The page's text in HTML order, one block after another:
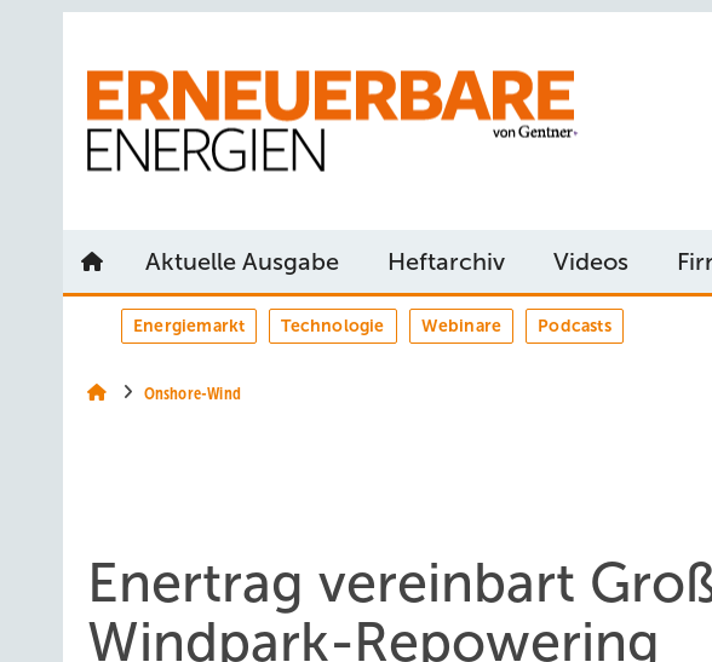
Aktuelle Ausgabe Heftarchiv Videos
Energiemarkt Technologie Webinare Podcasts
Onshore-Wind
Enertrag vereinbart
Windpark-Repowering